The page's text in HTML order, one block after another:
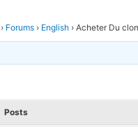
› Forums › English › Acheter Du
Posts